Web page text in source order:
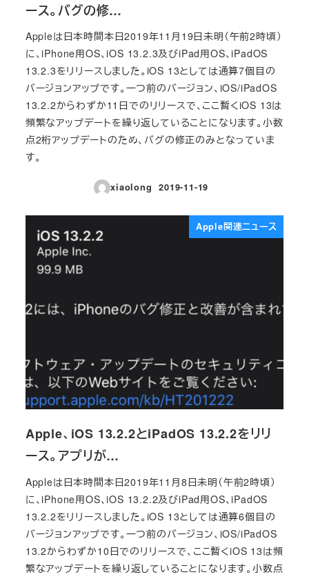
ース。バグの修…
Appleは日本時間本日2019年11月19日未明（午前2時頃）
に、iPhone用OS、iOS 13.2.3及びiPad用OS、iPadOS
13.2.3をリリースしました。iOS 13としては通算7個目の
バージョンアップです。一つ前のバージョン、iOS/iPadOS
13.2.2からわずか11日でのリリースで、ここ暫くiOS 13は
頻繁なアップデートを繰り返していることになります。小数
点2桁アップデートのため、バグの修正のみとなっていま
す。
xiaolong
投稿日
2019-11-19
Apple関連ニュース
Apple、iOS 13.2.2とiPadOS 13.2.2をリリ
ース。アプリが…
Appleは日本時間本日2019年11月8日未明（午前2時頃）
に、iPhone用OS、iOS 13.2.2及びiPad用OS、iPadOS
13.2.2をリリースしました。iOS 13としては通算6個目の
バージョンアップです。一つ前のバージョン、iOS/iPadOS
13.2からわずか10日でのリリースで、ここ暫くiOS 13は頻
繁なアップデートを繰り返していることになります。小数点